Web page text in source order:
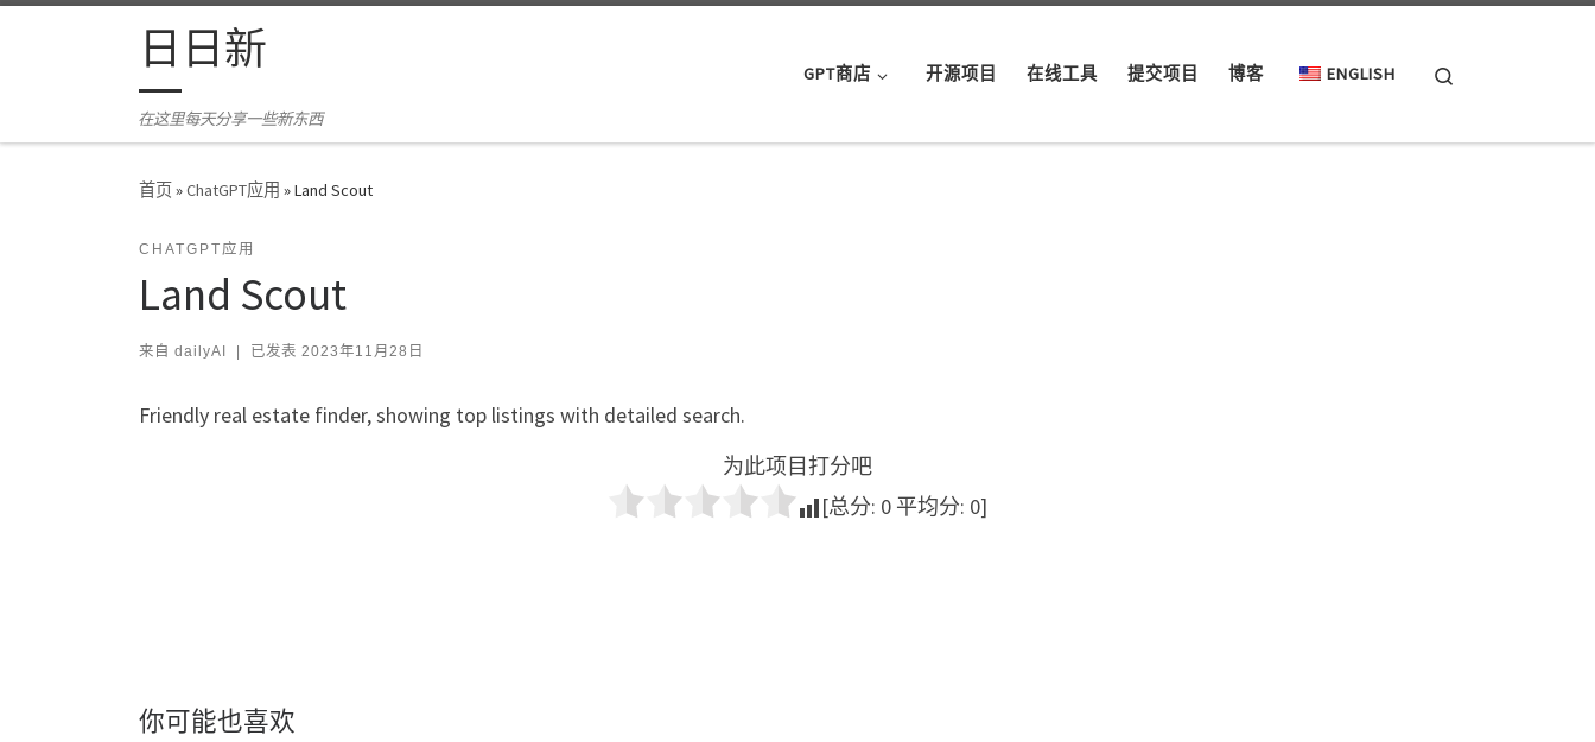
Skip to content日日新
在这里每天分享一些新东西
GPT商店 开源项目 在线工具 提交项目 博客 ENGLISH
首页»ChatGPT应用 »Land Scout
CHATGPT应用
Land Scout
来自 dailyAI 已发表 2023年11月28日
Friendly real estate finder, showing top listings with detailed search.
为此项目打分吧
[总分: 0 平均分: 0]
你可能也喜欢